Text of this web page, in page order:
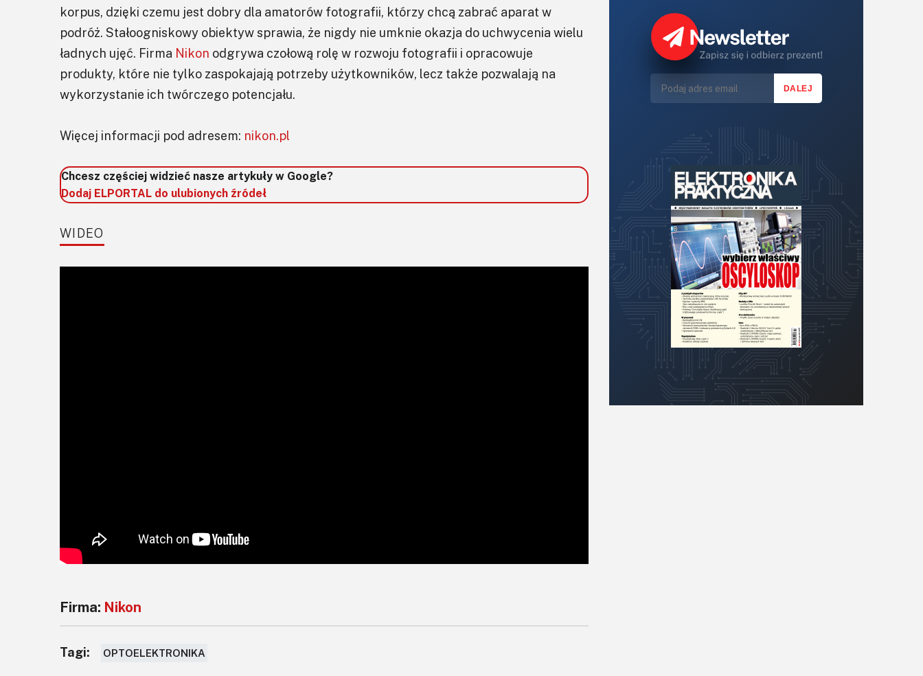
korpus, dzięki czemu jest dobry dla amatorów fotografii, którzy chcą zabrać aparat w
podróż. Stałoogniskowy obiektyw sprawia, że nigdy nie umknie okazja do uchwycenia wielu
ładnych ujęć. Firma Nikon odgrywa czołową rolę w rozwoju fotografii i opracowuje
produkty, które nie tylko zaspokajają potrzeby użytkowników, lecz także pozwalają na
wykorzystanie ich twórczego potencjału.
Więcej informacji pod adresem: nikon.pl
Chcesz częściej widzieć nasze artykuły w Google?
Dodaj ELPORTAL do ulubionych źródeł
WIDEO
Firma: Nikon
Tagi: OPTOELEKTRONIKA
Książki
Lasery
LED/LCD/OLED
Mechatronika
Narzędzia
Optoelektronika
PCB/Montaż
Podstawy elektroniki
Podzespoły bierne
Półprzewodniki
Pomiary i testy
Projektowanie
Raspberry Pi